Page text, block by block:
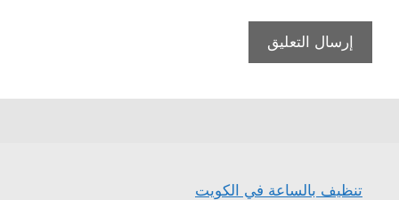
تنظيف بالساعة في الكويت